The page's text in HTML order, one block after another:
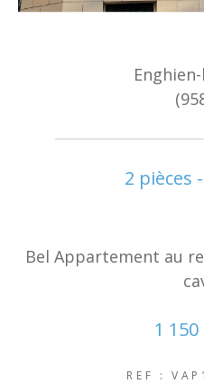
2 pièces
Bel Appartement au
1 150
REF :